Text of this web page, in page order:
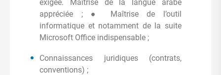
exigée. Maîtrise de la langue arabe
appréciée ; ● Maîtrise de l’outil
informatique et notamment de la suite
Microsoft Office indispensable ;
Connaissances juridiques (contrats,
conventions) ;